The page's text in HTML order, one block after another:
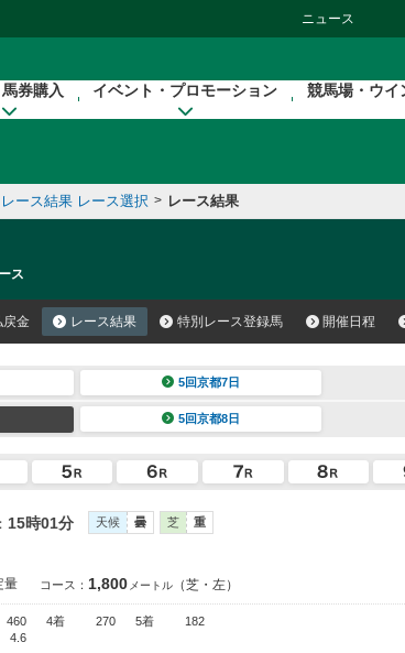
ニュース
券購入 イベント・プロモーション 競馬場・ウイ
レース結果 レース選択 > レース結果
ス
戻金 レース結果 特別レース登録馬 開催日程
5回京都7日
5回京都8日
15時01分 天候 曇 芝 重
量 コース： 1,800 メートル （芝・左）
460 4着 270 5着
182
4.6